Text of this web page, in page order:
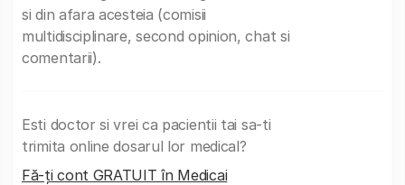
si din afara acesteia (comisii
multidisciplinare, second opinion, chat si
comentarii).
Esti doctor si vrei ca pacientii tai sa-ti
trimita online dosarul lor medical?
Fă-ți cont GRATUIT în Medicai